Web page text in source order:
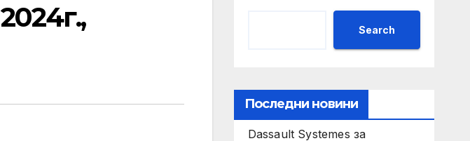
Search
Последни новини
Dassault Systemes за